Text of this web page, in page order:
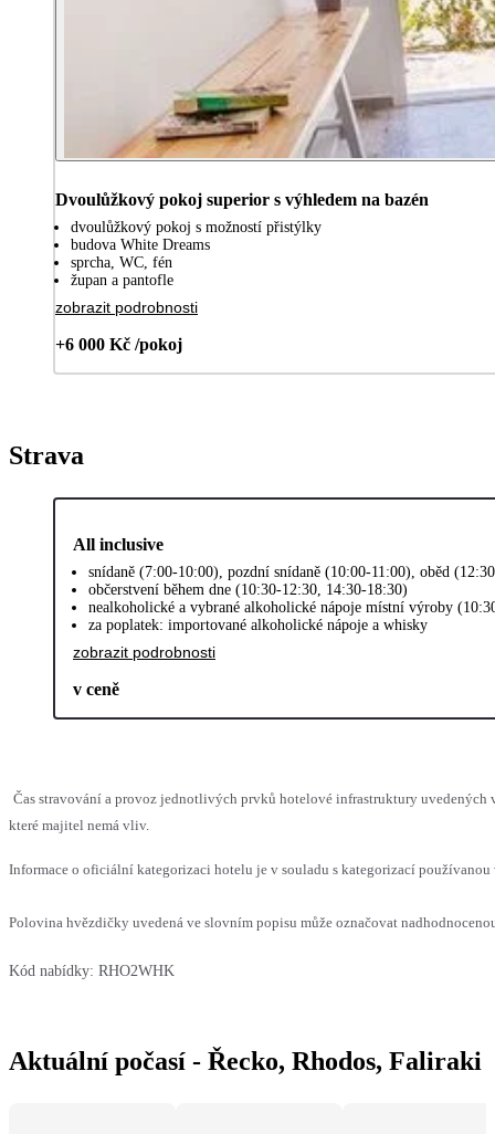
Dvoulůžkový pokoj superior s výhledem na bazén
dvoulůžkový pokoj s možností přistýlky
budova White Dreams
sprcha, WC, fén
župan a pantofle
zobrazit podrobnosti
+6 000 Kč /pokoj
Strava
All inclusive
snídaně (7:00-10:00), pozdní snídaně (10:00-11:00), oběd
občerstvení během dne (10:30-12:30, 14:30-18:30)
nealkoholické a vybrané alkoholické nápoje místní výroby
za poplatek: importované alkoholické nápoje a whisky
zobrazit podrobnosti
v ceně
Čas stravování a provoz jednotlivých prvků hotelové infrastruktury uvedených
které majitel nemá vliv.
Informace o oficiální kategorizaci hotelu je v souladu s kategorizací
Polovina hvězdičky uvedená ve slovním popisu může označovat
Kód nabídky: RHO2WHK
Aktuální počasí - Řecko, Rhodos, Faliraki